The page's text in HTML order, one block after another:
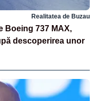
Realitatea de Buzau
Boeing 737 MAX,
descoperirea unor